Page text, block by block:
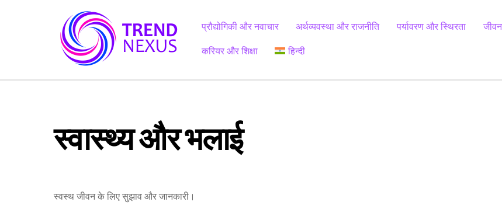
प्रौद्योगिकी और नवाचार अर्थव्यवस्था और राजनीति पर्यावरण और स्थिरता
करियर और शिक्षा हिन्दी
स्वास्थ्य और भलाई
स्वस्थ जीवन के लिए सुझाव और जानकारी।